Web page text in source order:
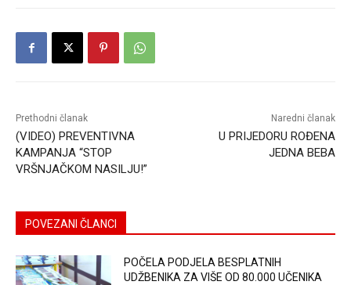
Prethodni članak
(VIDEO) PREVENTIVNA
KAMPANJA “STOP
VRŠNJAČKOM NASILJU!”
Naredni članak
U PRIJEDORU ROĐENA
JEDNA BEBA
POVEZANI ČLANCI
POČELA PODJELA BESPLATNIH
UDŽBENIKA ZA VIŠE OD 80.000 UČENIKA